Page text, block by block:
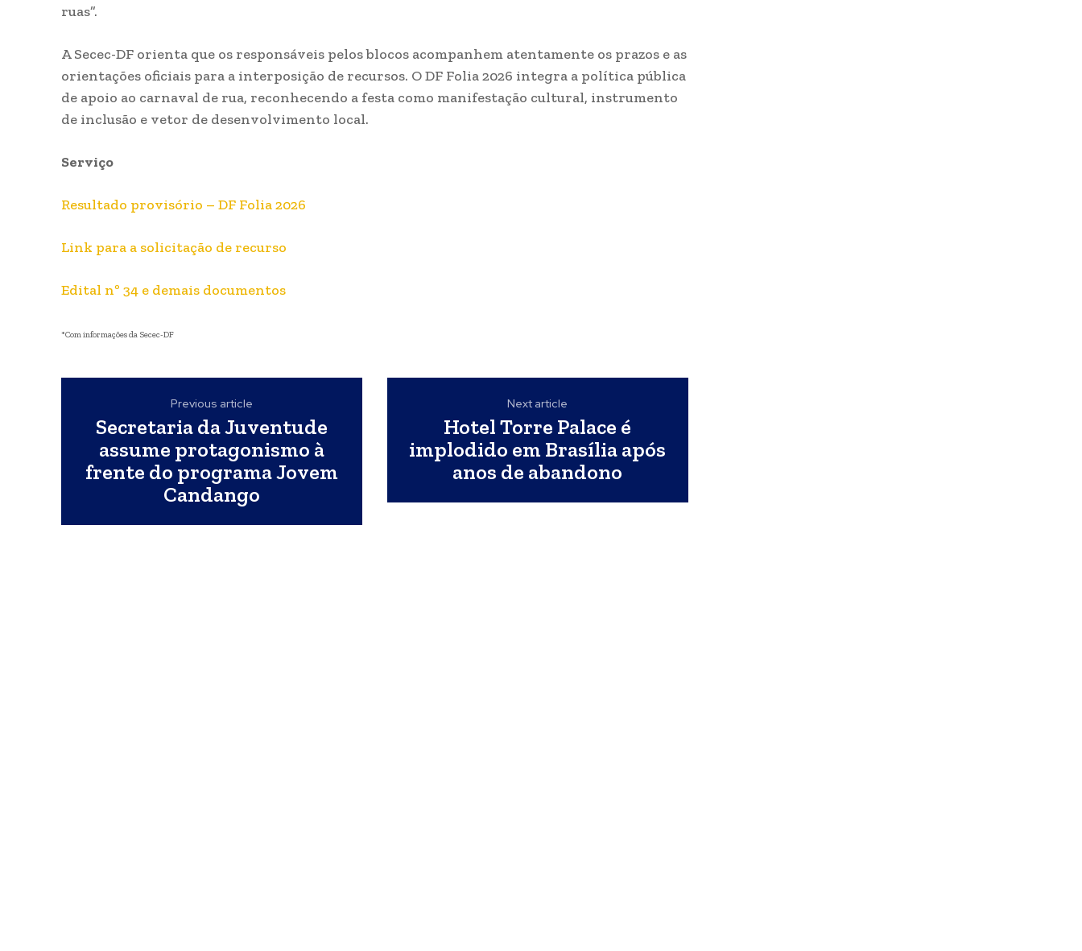
ruas”.
A Secec-DF orienta que os responsáveis pelos blocos acompanhem atentamente os prazos e as
orientações oficiais para a interposição de recursos. O DF Folia 2026 integra a política pública
de apoio ao carnaval de rua, reconhecendo a festa como manifestação cultural, instrumento
de inclusão e vetor de desenvolvimento local.
Serviço
Resultado provisório – DF Folia 2026
Link para a solicitação de recurso
Edital nº 34 e demais documentos
*Com informações da Secec-DF
Previous article
Secretaria da Juventude
assume protagonismo à
frente do programa Jovem
Candango
Next article
Hotel Torre Palace é
implodido em Brasília após
anos de abandono